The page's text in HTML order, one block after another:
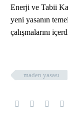
Enerji ve Tabii
yeni yasanın
çalışmalarını
maden yasası